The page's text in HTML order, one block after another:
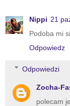
Nippi 21
Podoba mi
Odpowiedz
Odpowiedzi
Zocha-
polecam